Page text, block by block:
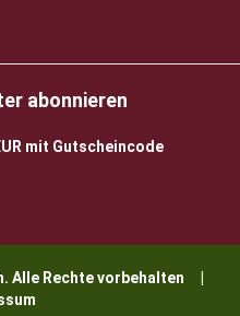
abonnieren
mit Gutscheincode
Alle Rechte vorbehalten |